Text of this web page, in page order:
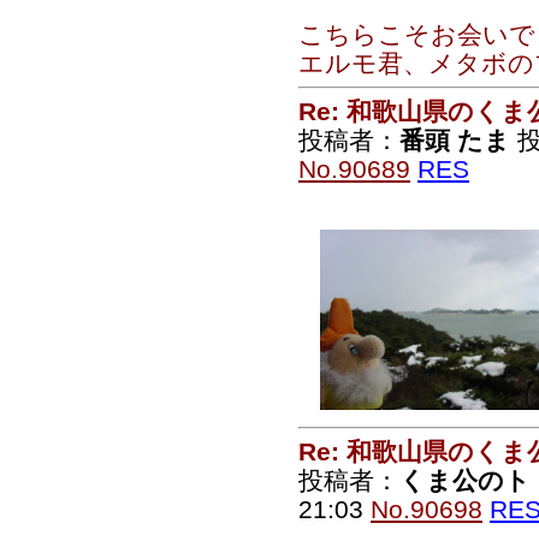
こちらこそお会い
エルモ君、メタボ
Re: 和歌山県のくま
投稿者： 番頭 たま
No.90689 RES
Re: 和歌山県のくま
投稿者：
くま公のト
21:03 No.90698